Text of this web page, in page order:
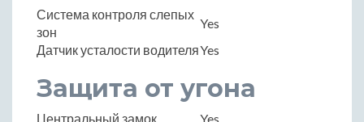
Система контроля слепых
зон
Yes
Датчик усталости водителяYes
Защита от угона
Центральный замок
Yes